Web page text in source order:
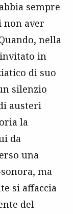
sempre
non aver
nella
in
di suo
silenzio
austeri
la
da
una
ma
si affaccia
del